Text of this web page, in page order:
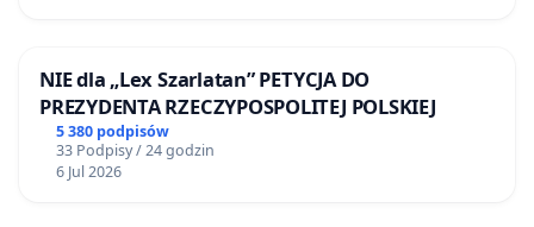
NIE dla „Lex Szarlatan” PETYCJA DO
PREZYDENTA RZECZYPOSPOLITEJ POLSKIEJ
5 380 podpisów
33 Podpisy / 24 godzin
6 Jul 2026